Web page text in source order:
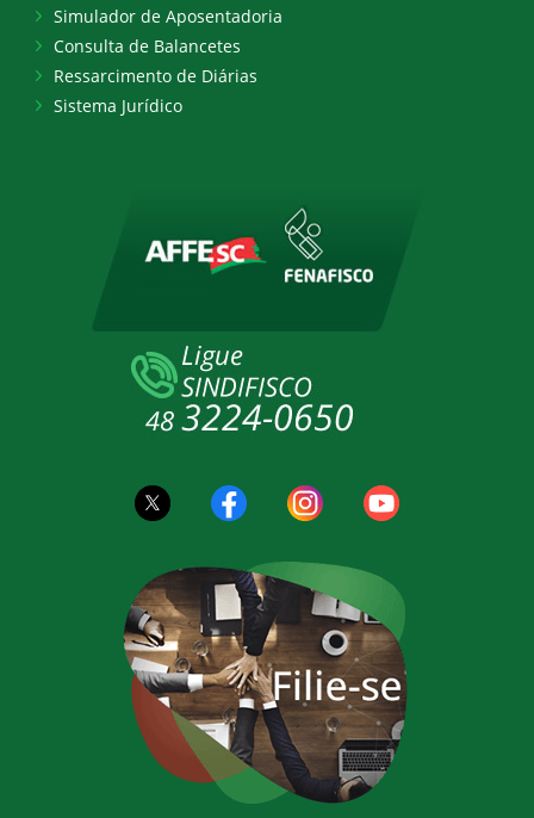
Simulador de Aposentadoria
Consulta de Balancetes
Ressarcimento de Diárias
Sistema Jurídico